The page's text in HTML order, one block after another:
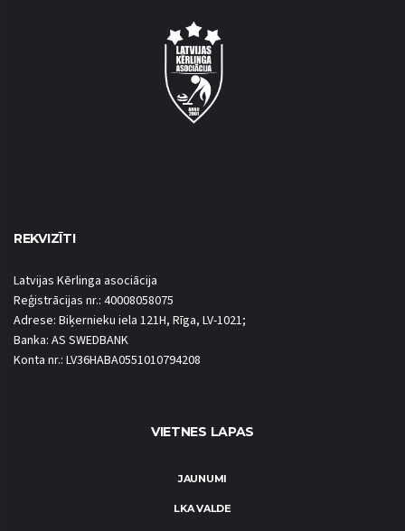
REKVIZĪTI
Latvijas Kērlinga asociācija
Reģistrācijas nr.: 40008058075
Adrese: Biķernieku iela 121H, Rīga, LV-1021;
Banka: AS SWEDBANK
Konta nr.: LV36HABA0551010794208
VIETNES LAPAS
JAUNUMI
LKA VALDE